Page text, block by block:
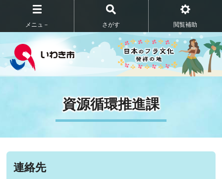
メニュ－ さがす 閲覧補助
資源循環推進課
連絡先